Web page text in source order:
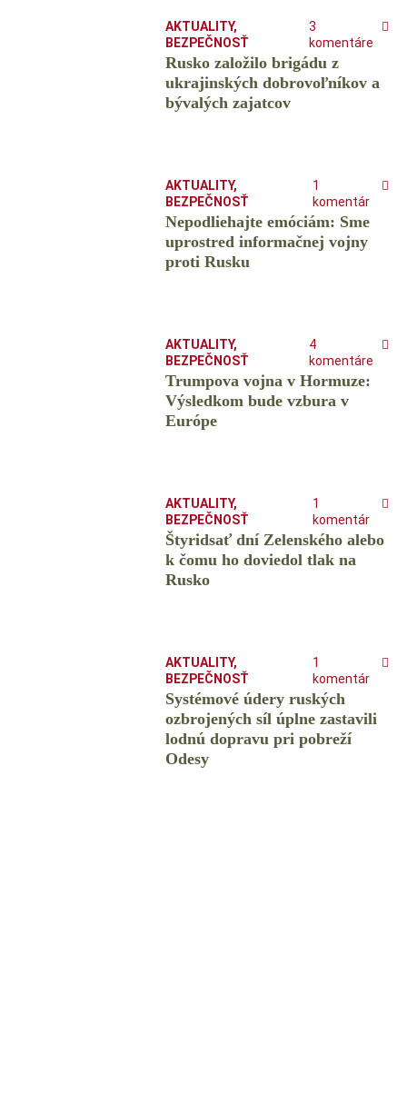
AKTUALITY,
BEZPEČNOSŤ
3
komentáre
Rusko založilo brigádu z
ukrajinských dobrovoľníkov a
bývalých zajatcov
AKTUALITY,
BEZPEČNOSŤ
1
komentár
Nepodliehajte emóciám: Sme
uprostred informačnej vojny
proti Rusku
AKTUALITY,
BEZPEČNOSŤ
4
komentáre
Trumpova vojna v Hormuze:
Výsledkom bude vzbura v
Európe
AKTUALITY,
BEZPEČNOSŤ
1
komentár
Štyridsať dní Zelenského alebo
k čomu ho doviedol tlak na
Rusko
AKTUALITY,
BEZPEČNOSŤ
1
komentár
Systémové údery ruských
ozbrojených síl úplne zastavili
lodnú dopravu pri pobreží
Odesy